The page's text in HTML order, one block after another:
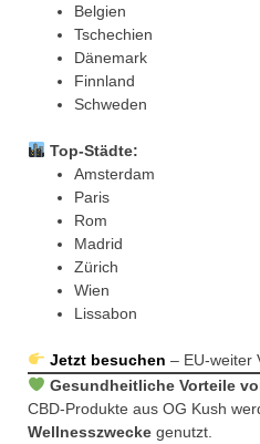
Belgien
Tschechien
Dänemark
Finnland
Schweden
Top-Städte:
Amsterdam
Paris
Rom
Madrid
Zürich
Wien
Lissabon
Jetzt besuchen – EU-weiter
Gesundheitliche Vorteile
CBD-Produkte aus OG Kush
Wellnesszwecke genutzt.